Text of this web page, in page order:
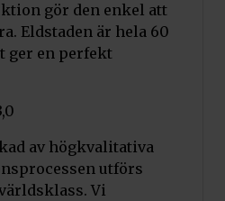
gör den enkel att
Eldstaden är hela 60
ger en perfekt
av högkvalitativa
utförs
Vi